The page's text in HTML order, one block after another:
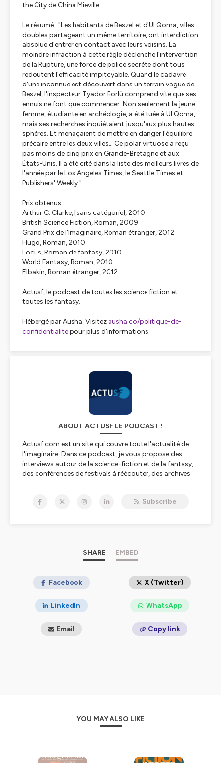
the City de China Mieville.
Le résumé : "Les habitants de Beszel et d'UI Qoma, villes
doubles partageant un même territoire, ont interdiction
absolue d'entrer en contact avec leurs voisins. La
moindre infraction à cette règle déclenche l'intervention
de la Rupture, une force de police secrète dont tous
redoutent l'efficacité impitoyable. Quand le cadavre
d'une inconnue est découvert dans un terrain vague de
Beszel, l'inspecteur Tyador Borlù comprend vite que ses
ennuis ne font que commencer. Non seulement la jeune
femme, étudiante en archéologie, a été tuée à Ul Qoma,
mais ses recherches inquiétaient jusqu'aux plus hautes
sphères. Et menaçaient de mettre en danger l'équilibre
précaire entre les deux villes... Ce polar virtuose a reçu
pas moins de cinq prix en Grande-Bretagne et aux
États-Unis. Il a été cité dans la liste des meilleurs livres de
l'année par le Los Angeles Times, le Seattle Times et
Publishers' Weekly."
Prix obtenus :
Arthur C. Clarke, [sans catégorie], 2010
British Science Fiction, Roman, 2009
Grand Prix de l'Imaginaire, Roman étranger, 2012
Hugo, Roman, 2010
Locus, Roman de fantasy, 2010
World Fantasy, Roman, 2010
Elbakin, Roman étranger, 2012
Actusf, le podcast de toutes les science fiction et
toutes les fantasy.
Hébergé par Ausha. Visitez ausha.co/politique-de-
confidentialitepour plus d'informations.
ABOUT ACTUSF LE PODCAST !
Actusf.com est un site qui couvre toute l'actualité de
l'imaginaire. Dans ce podcast, je vous propose des
interviews autour de la science-fiction et de la fantasy,
des conférences de festivals à réécouter, des archives
Bellagamba !
Le podcast Actusf, c'est un podcast qui se veut vivant
et positif, pour toutes les science fiction et les fantasy,
confidentialite
pour plus d'informations.
Subscribe
SHARE EMBED
Facebook X (Twitter)
LinkedIn WhatsApp
Email Copy link
YOU MAY ALSO LIKE